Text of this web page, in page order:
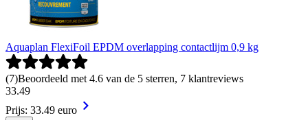
Aquaplan FlexiFoil EPDM overlapping contactlijm 0,9 kg
(7)Beoordeeld met 4.6 van de 5 sterren, 7 klantreviews
33.49
Prijs: 33.49 euro